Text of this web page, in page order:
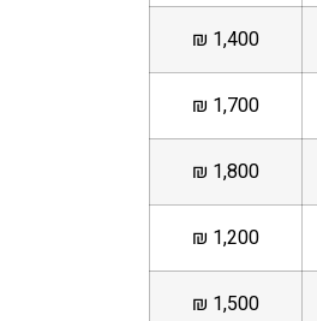
1,400 ₪
1,700 ₪
1,800 ₪
1,200 ₪
1,500 ₪